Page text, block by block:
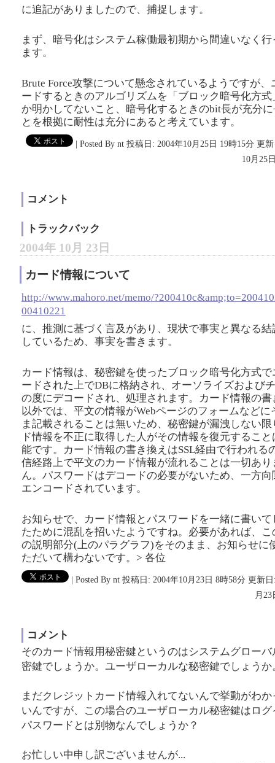
に追記がありましたので、捕捉します。
まず、暗号化はシステム稼働最初期から間違いなく行
ます。
Brute Force攻撃について懸念されているようですが、
ードするときのアルゴリズムを「ブロック暗号化方式
か明かしてないこと、暗号化するときのbit長が充分
とを根拠に耐性は充分にあると考えています。
| Posted By nt 投稿日: 2004年10月25日 19時15分 更
10月25
コメント
トラックバック
2004年 10月 23日
カード情報について
http://www.mahoro.net/memo/?200410c&amp;to
00410221
に、推測に基づく言及があり、現状で事実と異なる結
しているため、事実を書きます。
カード情報は、秘密鍵を使ったブロック暗号化方式で
ードされた上でDBに格納され、オーソライズおよび
の度にデコードされ、処理されます。カード情報の書
以外では、平文の情報がWebページのフォームなどに
ま記載されることは無いため、秘密鍵が漏洩しない限
ド情報を不正に取得した人がその情報を復元すること
能です。カード情報の書き換えはSSL経由で行われる
信経路上で平文のカード情報が流れることは一切あり
ん。パスワードはデコードの必要がないため、一方向
エンコードされています。
お知らせで、カード情報とパスワードを一緒に書いて
たために混乱を招いたようですね。必要があれば、こ
の説明部分(上のパラグラフ)をそのまま、お知らせに
ただいて構わないです。> 各位
| Posted By nt 投稿日: 2004年10月23日 8時58分 更新日
月
コメント
そのカード情報用秘密鍵というのはシステムグローバ
密鍵でしょうか。ユーザローカルな秘密鍵でしょうか
まだクレジットカード情報入れてないんで挙動がわか
いんですが、この場合のユーザローカル秘密鍵はログ
パスワードとは別物なんでしょうか？
お忙しい中申し訳ございませんが...